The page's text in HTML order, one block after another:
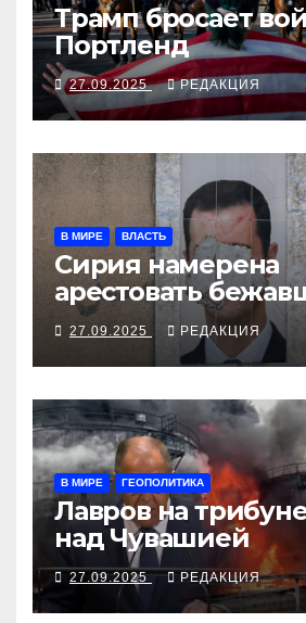
Трамп бросает
Портленд
27.09.2025 РЕДАКЦИЯ
В МИРЕ ВЛАСТЬ
Сирия намерена
арестовать
Москву экс-
27.09.2025 РЕДАКЦИЯ
В МИРЕ ГЕОПОЛИТИКА
Лавров на
над Чувашией
27.09.2025 РЕДАКЦИЯ